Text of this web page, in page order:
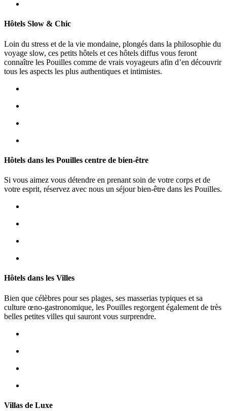
Hôtels Slow & Chic
Loin du stress et de la vie mondaine, plongés dans la philosophie du
voyage slow, ces petits hôtels et ces hôtels diffus vous feront
connaître les Pouilles comme de vrais voyageurs afin d’en découvrir
tous les aspects les plus authentiques et intimistes.
Hôtels dans les Pouilles centre de bien-être
Si vous aimez vous détendre en prenant soin de votre corps et de
votre esprit, réservez avec nous un séjour bien-être dans les Pouilles.
Hôtels dans les Villes
Bien que célèbres pour ses plages, ses masserias typiques et sa
culture œno-gastronomique, les Pouilles regorgent également de très
belles petites villes qui sauront vous surprendre.
Villas de Luxe